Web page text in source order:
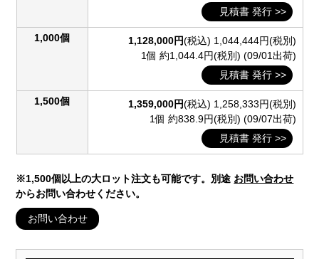
見積書 発行 >>
1,000個 1,128,000円(税込) 1,044,444円(税別)
1個 約1,044.4円(税別) (09/01出荷)
見積書 発行 >>
1,500個 1,359,000円(税込) 1,258,333円(税別)
1個 約838.9円(税別) (09/07出荷)
見積書 発行 >>
※1,500個以上の大ロット注文も可能です。別途 お問い合わせ
からお問い合わせください。
お問い合わせ